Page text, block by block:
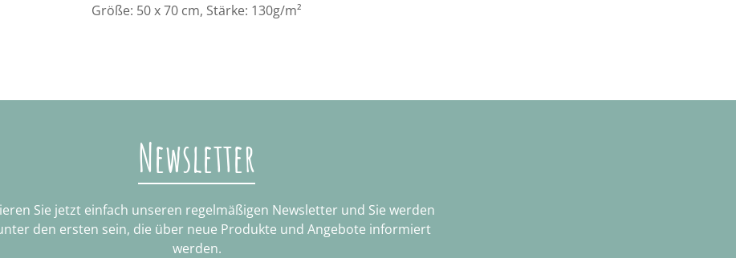
Größe: 50 x 70 cm, Stärke: 130g/m²
Newsletter
Sie jetzt einfach unseren regelmäßigen Newsletter und Sie werden
den ersten sein, die über neue Produkte und Angebote informiert
werden.